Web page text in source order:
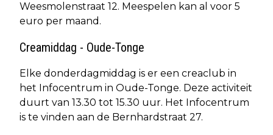
Weesmolenstraat 12. Meespelen kan al voor 5
euro per maand.
Creamiddag - Oude-Tonge
Elke donderdagmiddag is er een creaclub in
het Infocentrum in Oude-Tonge. Deze activiteit
duurt van 13.30 tot 15.30 uur. Het Infocentrum
is te vinden aan de Bernhardstraat 27.